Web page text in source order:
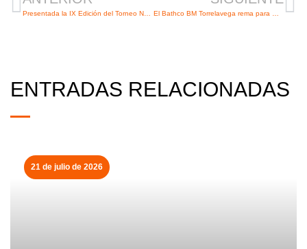
Presentada la IX Edición del Torneo Nacional de Balonmano “Ayuntamiento de Torrelavega” El Bathco BM Torrelavega rema para morir en la orilla
ENTRADAS RELACIONADAS
21 de julio de 2026